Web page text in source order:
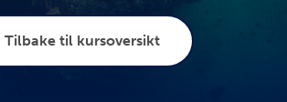
Tilbake til kursoversikt